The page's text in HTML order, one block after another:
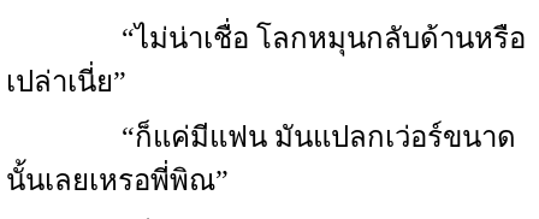
“ไม่น่าเชื่อ โลกหมุนกลับด้านหรือ
เปล่าเนี่ย”
“ก็แค่มีแฟน มันแปลกเว่อร์ขนาด
นั้นเลยเหรอพี่พิณ”